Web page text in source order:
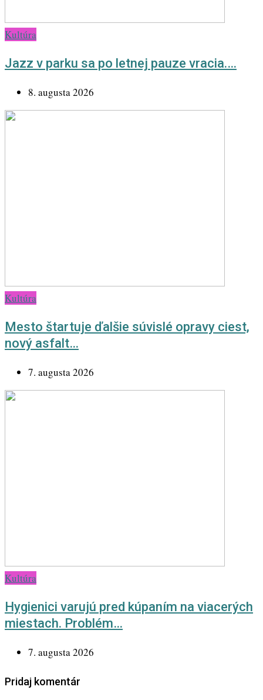
Kultúra
Jazz v parku sa po letnej pauze vracia.…
8. augusta 2026
Kultúra
Mesto štartuje ďalšie súvislé opravy ciest,
nový asfalt…
7. augusta 2026
Kultúra
Hygienici varujú pred kúpaním na viacerých
miestach. Problém…
7. augusta 2026
Pridaj komentár